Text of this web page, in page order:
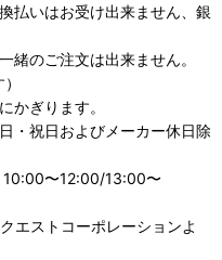
いはお受け出来ません、銀
のご注文は出来ません。
ぎります。
祝日およびメーカー休日除
〜12:00/13:00〜
エストコーポレーションよ